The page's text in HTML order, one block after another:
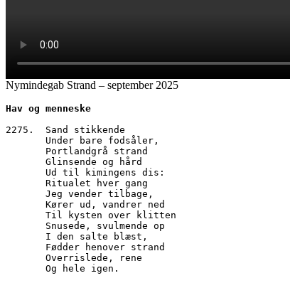
Nymindegab Strand – september 2025
Hav og menneske
2275.  Sand stikkende
       Under bare fodsåler,
       Portlandgrå strand
       Glinsende og hård
       Ud til kimingens dis:
       Ritualet hver gang
       Jeg vender tilbage,
       Kører ud, vandrer ned
       Til kysten over klitten
       Snusede, svulmende op
       I den salte blæst,
       Fødder henover strand
       Overrislede, rene
       Og hele igen.